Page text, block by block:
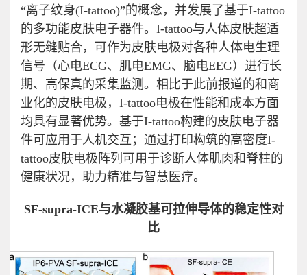
“离子纹身(I-tattoo)”的概念，并发展了基于I-tattoo
的多功能皮肤电子器件。I-tattoo与人体皮肤超适
形无缝贴合，可作为皮肤电极对各种人体电生理
信号（心电ECG、肌电EMG、脑电EEG）进行长
期、高保真的采集监测。相比于此前报道的和商
业化的皮肤电极，I-tattoo电极在性能和成本方面
均具有显著优势。基于I-tattoo构建的皮肤电子器
件可应用于人机交互； 通过打印构筑的高密度I-
tattoo皮肤电极阵列可用于诊断人体肌肉和脊柱的
健康状况，助力精准与智慧医疗。
SF-supra-ICE与水凝胶基可拉伸导体的稳定性对
比